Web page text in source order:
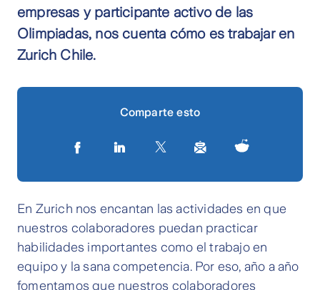
empresas y participante activo de las
Olimpiadas, nos cuenta cómo es trabajar en
Zurich Chile.
Comparte esto
En Zurich nos encantan las actividades en que
nuestros colaboradores puedan practicar
habilidades importantes como el trabajo en
equipo y la sana competencia. Por eso, año a año
fomentamos que nuestros colaboradores